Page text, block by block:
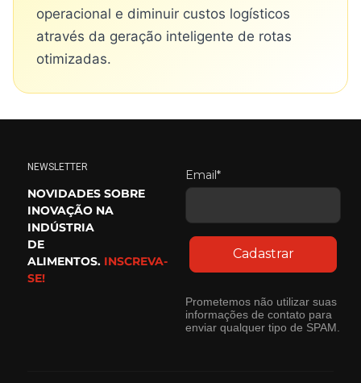
operacional e diminuir custos logísticos
através da geração inteligente de rotas
otimizadas.
NEWSLETTER
NOVIDADES SOBRE
INOVAÇÃO NA
INDÚSTRIA
DE
ALIMENTOS. INSCREVA-
SE!
Email*
Cadastrar
Prometemos não utilizar suas
informações de contato para
enviar qualquer tipo de SPAM.